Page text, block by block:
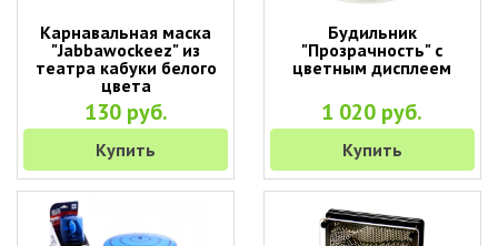
Карнавальная маска
"Jabbawockeez" из
театра кабуки белого
цвета
130 руб.
Купить
Будильник
"Прозрачность" с
цветным дисплеем
1 020 руб.
Купить